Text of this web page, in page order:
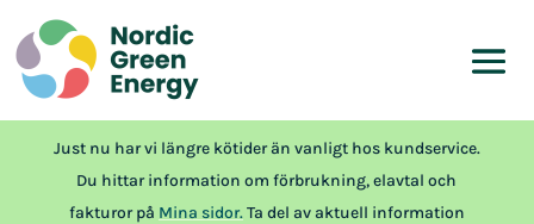
Just nu har vi längre kötider än vanligt hos kundservice.
Du hittar information om förbrukning, elavtal och
fakturor på Mina sidor.Ta del av aktuell information